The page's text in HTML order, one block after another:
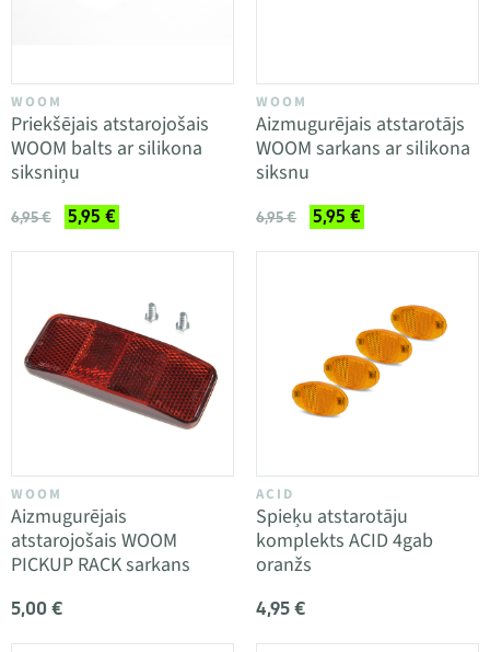
WOOM
Priekšējais atstarojošais
WOOM balts ar silikona
siksniņu
6,95 € 5,95 €
WOOM
Aizmugurējais atstarotājs
WOOM sarkans ar silikona
siksnu
6,95 € 5,95 €
WOOM
Aizmugurējais
atstarojošais WOOM
PICKUP RACK sarkans
5,00 €
ACID
Spieķu atstarotāju
komplekts ACID 4gab
oranžs
4,95 €